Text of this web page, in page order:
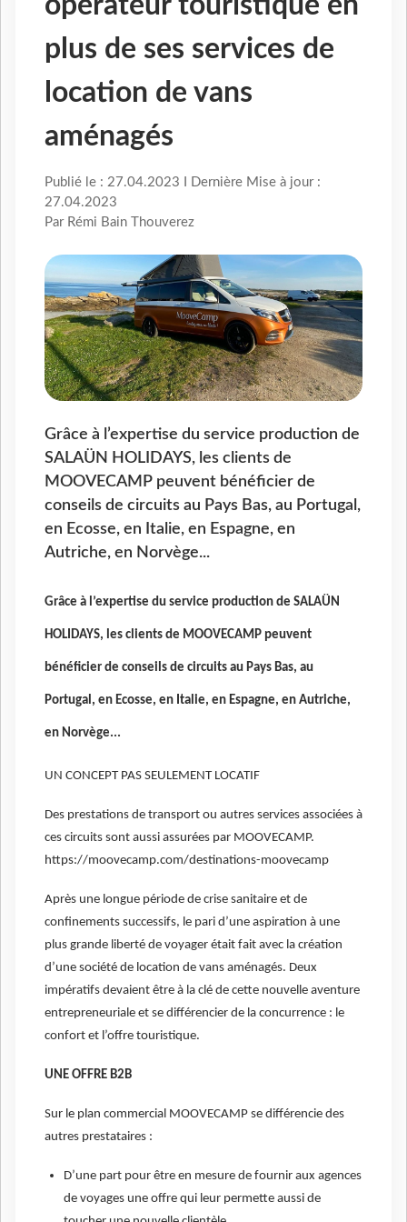
plus de ses services de
location de vans
aménagés
Publié le : 27.04.2023 I Dernière Mise à jour :
27.04.2023
Par Rémi Bain Thouverez
Grâce à l’expertise du service production de
SALAÜN HOLIDAYS, les clients de
MOOVECAMP peuvent bénéficier de
conseils de circuits au Pays Bas, au Portugal,
en Ecosse, en Italie, en Espagne, en
Autriche, en Norvège...
Grâce à l’expertise du service production de SALAÜN
HOLIDAYS, les clients de MOOVECAMP peuvent
bénéficier de conseils de circuits au Pays Bas, au
Portugal, en Ecosse, en Italie, en Espagne, en Autriche,
en Norvège...
UN CONCEPT PAS SEULEMENT LOCATIF
Des prestations de transport ou autres services associées à
ces circuits sont aussi assurées par MOOVECAMP.
https://moovecamp.com/destinations-moovecamp
Après une longue période de crise sanitaire et de
confinements successifs, le pari d’une aspiration à une
plus grande liberté de voyager était fait avec la création
d’une société de location de vans aménagés. Deux
impératifs devaient être à la clé de cette nouvelle aventure
entrepreneuriale et se différencier de la concurrence : le
confort et l’offre touristique.
UNE OFFRE B2B
Sur le plan commercial MOOVECAMP se différencie des
autres prestataires :
D’une part pour être en mesure de fournir aux agences
de voyages une offre qui leur permette aussi de